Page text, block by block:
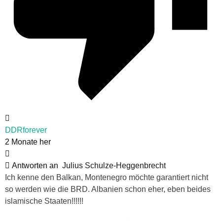
DDRforever
2 Monate her
Antworten an Julius Schulze-Heggenbrecht
Ich kenne den Balkan, Montenegro möchte garantiert nicht
so werden wie die BRD. Albanien schon eher, eben beides
islamische Staaten!!!!!!